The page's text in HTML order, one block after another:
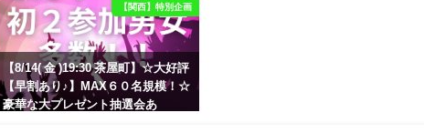
【関西】特別企画
【8/14( 金 )19:30 茶屋町】☆大好評
【早割あり♪】MAX６０名規模！☆
豪華な大プレゼント抽選会あ